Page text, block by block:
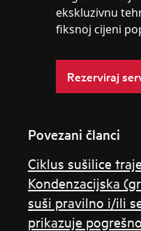
ekskluzivnu
fiksnoj cijeni
Rezerviraj
Povezani članci
Ciklus sušilice
Kondenzacijska
suši pravilno i/ili
prikazuje